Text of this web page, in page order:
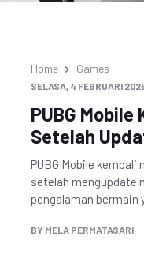
Home Games
SELASA, 4 FEBRUARI
PUBG Mobile
Setelah
PUBG Mobile
setelah mengupdate
pengalaman bermain
BY MELA PERMATASARI